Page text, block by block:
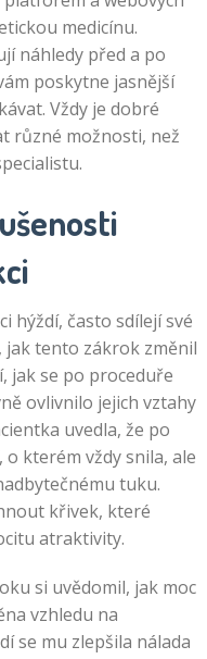
medicínu.
náhledy před a po
poskytne jasnější
Vždy je dobré
různé možnosti, než
hýždí, často sdílejí své
tento zákrok změnil
jak se po proceduře
ovlivnilo jejich vztahy
uvedla, že po
kterém vždy snila, ale
tuku.
křivek, které
atraktivity.
si uvědomil, jak moc
vzhledu na
se mu zlepšila nálada